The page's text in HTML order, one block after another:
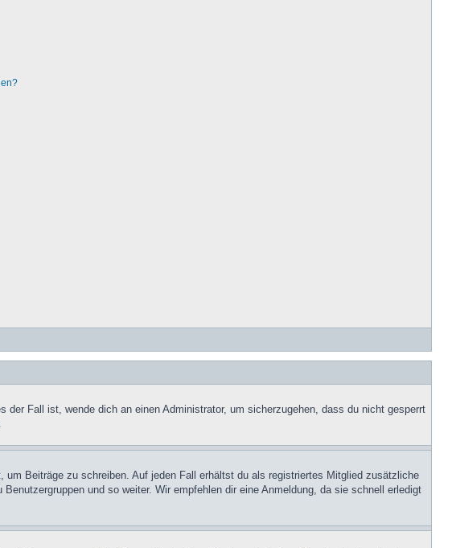
Fall ist, wende dich an einen Administrator, um sicherzugehen, dass du nicht gesperrt
Beiträge zu schreiben. Auf jeden Fall erhältst du als registriertes Mitglied zusätzliche
und so weiter. Wir empfehlen dir eine Anmeldung, da sie schnell erledigt